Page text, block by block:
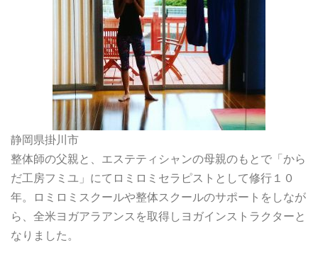
静岡県掛川市
整体師の父親と、エステティシャンの母親のもとで「から
だ工房フミユ」にてロミロミセラピストとして修行１０
年。ロミロミスクールや整体スクールのサポートをしなが
ら、全米ヨガアラアンスを取得しヨガインストラクターと
なりました。